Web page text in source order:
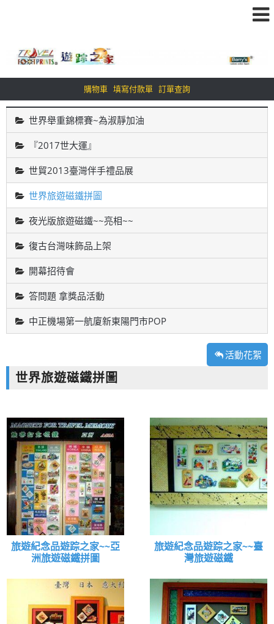
購物車 填寫付款單 訂單查詢
世界舉重錦標賽~為淑靜加油
『2017世大運』
世貿2013臺灣伴手禮品展
世界旅遊磁鐵拼圖
夜光版旅遊磁鐵~~亮相~~
復古台灣味飾品上架
開幕招待會
答問題 拿獎品活動
中正機場第一航廈新東陽門市POP
活動花絮
世界旅遊磁鐵拼圖
旅遊紀念品遊踪之家~~亞
洲旅遊磁鐵拼圖
旅遊紀念品遊踪之家~~臺
灣旅遊磁鐵